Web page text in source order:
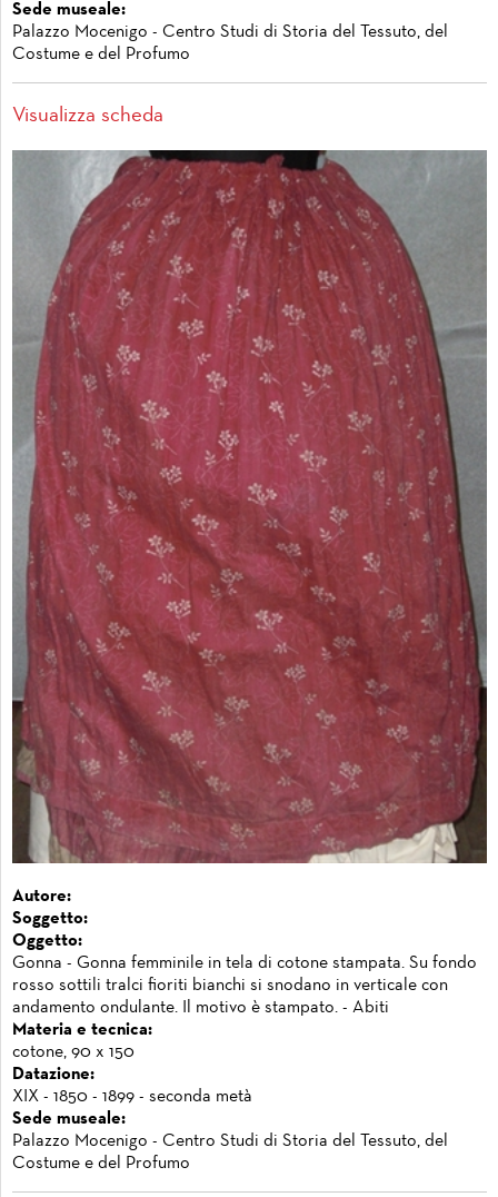
Sede museale:
Palazzo Mocenigo - Centro Studi di Storia del Tessuto, del
Costume e del Profumo
Visualizza scheda
Autore:
Soggetto:
Oggetto:
Gonna - Gonna femminile in tela di cotone stampata. Su fondo
rosso sottili tralci fioriti bianchi si snodano in verticale con
andamento ondulante. Il motivo è stampato. - Abiti
Materia e tecnica:
cotone, 90 x 150
Datazione:
XIX - 1850 - 1899 - seconda metà
Sede museale:
Palazzo Mocenigo - Centro Studi di Storia del Tessuto, del
Costume e del Profumo